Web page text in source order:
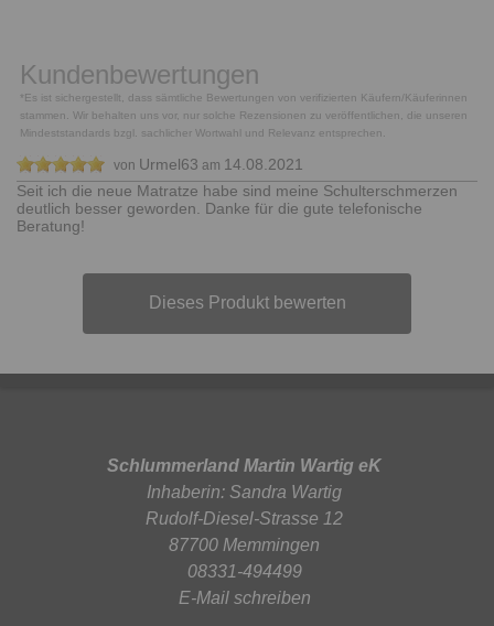
Kundenbewertungen
*Es ist sichergestellt, dass sämtliche Bewertungen von verifizierten Käufern/Käuferinnen
stammen. Wir behalten uns vor, nur solche Rezensionen zu veröffentlichen, die unseren
Mindeststandards bzgl. sachlicher Wortwahl und Relevanz entsprechen.
von Urmel63 am 14.08.2021
Seit ich die neue Matratze habe sind meine Schulterschmerzen
deutlich besser geworden. Danke für die gute telefonische
Beratung!
Dieses Produkt bewerten
Schlummerland Martin Wartig eK
Inhaberin: Sandra Wartig
Rudolf-Diesel-Strasse 12
87700 Memmingen
08331-494499
E-Mail schreiben